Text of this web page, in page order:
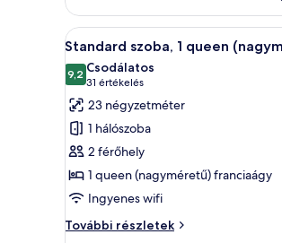
egy
kinyitható
kanapé
(extra
méretű)
franciaágy
egy
kinyitható
kanapé
további
részletei
A
következő
szoba
összes
képének
megtekintése:
Standard
szoba,
1
queen
Egy
7
Standard szoba, 1 queen
9,210-ből 9,2
Csodálatos
31 értékelés
(31
értékelés)
23 négyzetméter
1 hálószoba
2 férőhely
1 queen (nagyméretű) franciaágy
Ingyenes wifi
További részletek
Standard